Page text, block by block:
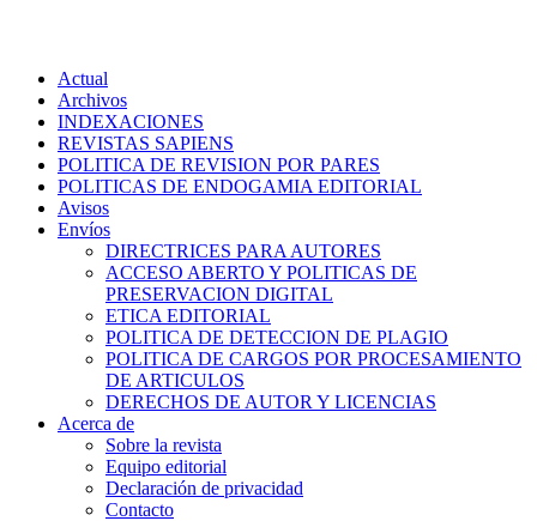
Actual
Archivos
INDEXACIONES
REVISTAS SAPIENS
POLITICA DE REVISION POR PARES
POLITICAS DE ENDOGAMIA EDITORIAL
Avisos
Envíos
DIRECTRICES PARA AUTORES
ACCESO ABERTO Y POLITICAS DE
PRESERVACION DIGITAL
ETICA EDITORIAL
POLITICA DE DETECCION DE PLAGIO
POLITICA DE CARGOS POR PROCESAMIENTO
DE ARTICULOS
DERECHOS DE AUTOR Y LICENCIAS
Acerca de
Sobre la revista
Equipo editorial
Declaración de privacidad
Contacto